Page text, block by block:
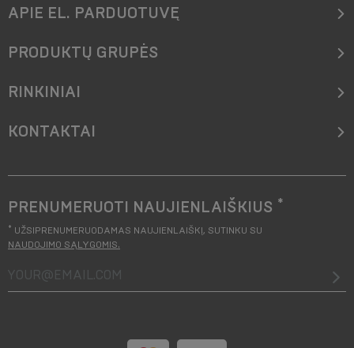
APIE EL. PARDUOTUVĘ
PRODUKTŲ GRUPĖS
RINKINIAI
KONTAKTAI
PRENUMERUOTI NAUJIENLAIŠKIUS *
* UŽSIPRENUMERUODAMAS NAUJIENLAIŠKĮ, SUTINKU SU
NAUDOJIMO SĄLYGOMIS.
your@email.com